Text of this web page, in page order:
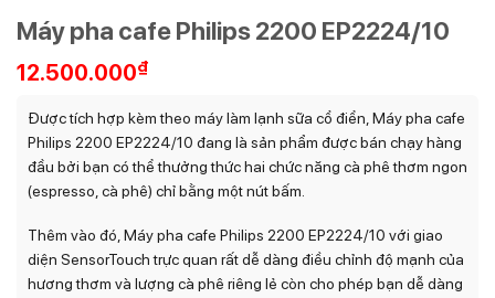
Máy pha cafe Philips 2200 EP2224/10
12.500.000₫
Được tích hợp kèm theo máy làm lạnh sữa cổ điển, Máy pha cafe
Philips 2200 EP2224/10 đang là sản phẩm được bán chạy hàng
đầu bởi bạn có thể thưởng thức hai chức năng cà phê thơm ngon
(espresso, cà phê) chỉ bằng một nút bấm.
Thêm vào đó, Máy pha cafe Philips 2200 EP2224/10 với giao
diện SensorTouch trực quan rất dễ dàng điều chỉnh độ mạnh của
hương thơm và lượng cà phê riêng lẻ còn cho phép bạn dễ dàng